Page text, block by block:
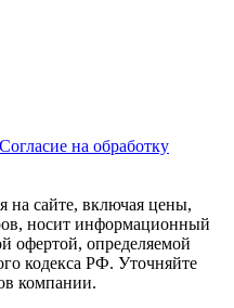
Согласие на обработку
на сайте, включая цены,
носит информационный
офертой, определяемой
кодекса РФ. Уточняйте
компании.